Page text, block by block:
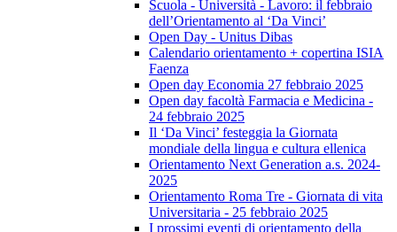
Scuola - Università - Lavoro: il febbraio
dell’Orientamento al ‘Da Vinci’
Open Day - Unitus Dibas
Calendario orientamento + copertina ISIA
Faenza
Open day Economia 27 febbraio 2025
Open day facoltà Farmacia e Medicina -
24 febbraio 2025
Il ‘Da Vinci’ festeggia la Giornata
mondiale della lingua e cultura ellenica
Orientamento Next Generation a.s. 2024-
2025
Orientamento Roma Tre - Giornata di vita
Universitaria - 25 febbraio 2025
I prossimi eventi di orientamento della